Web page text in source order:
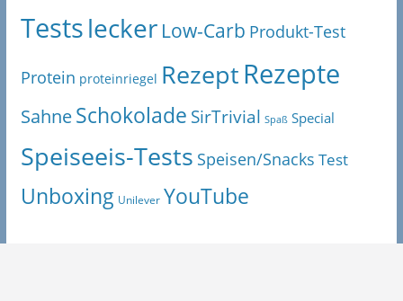
Testslecker Low-Carb Produkt-Test
Protein proteinriegel RezeptRezepte
SahneSchokolade SirTrivial Spaß Special
Speiseeis-Tests Speisen/Snacks Test
Unboxing Unilever YouTube